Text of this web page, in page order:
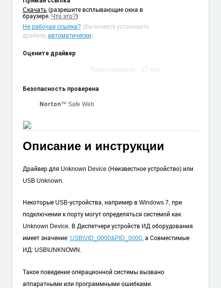
Cкачать (разрешите всплывающие окна в
браузере. Что это?)
Не рабочая ссылка?(Вы можете установить
драйвер автоматически)
Оцените драйвер
Проголосовало: 67 чел.
Безопасность проверена
Norton™ Safe Web
Описание и инструкции
Драйвер для Unknown Device (Неизвестное устройство) или
USB Unknown.
Некоторые USB-устройства, например в Windows 7, при
подключении к порту могут определяться системой как
Unknown Device. В Диспетчере устройств ИД оборудования
имеет значение: USB\VID_0000&PID_0000, а Совместимые
ИД: USB\UNKNOWN.
Такое поведение операционной системы вызвано
аппаратными или программными ошибками.